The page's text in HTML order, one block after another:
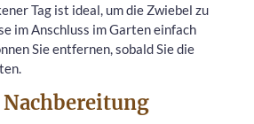
Tag ist ideal, um die Zwiebel zu
im Anschluss im Garten einfach
Sie entfernen, sobald Sie die
Nachbereitung